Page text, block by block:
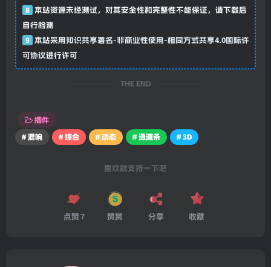
8
本站资源未经测试，对其安全性和完整性不能保证，请下载后
自行检测
9
本站采用知识共享署名-非商业性使用-相同方式共享4.0国际许
可协议进行许可
THE END
插件
# 混响
# 综合 # 动态 # 通道条 # 3D
喜欢就支持一下吧
点赞 7 赞赏 分享 收藏